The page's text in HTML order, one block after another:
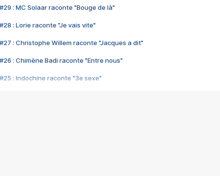
#29 : MC Solaar raconte "Bouge de là"
#28 : Lorie raconte "Je vais vite"
#27 : Christophe Willem raconte "Jacques a dit"
#26 : Chimène Badi raconte "Entre nous"
#25 : Indochine raconte "3e sexe"